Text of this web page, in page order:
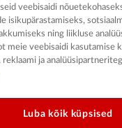
veebisaidi
isikupärastamiseks,
ning liikluse
meie veebisaidi kasutamise
reklaami ja
Luba kõik küpsised